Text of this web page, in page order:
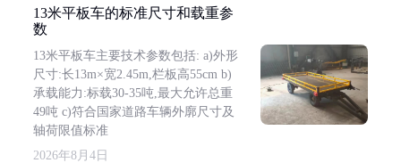
13米平板车的标准尺寸和载重参
数
13米平板车主要技术参数包括: a)外形
尺寸:长13m×宽2.45m,栏板高55cm b)
承载能力:标载30-35吨,最大允许总重
49吨 c)符合国家道路车辆外廓尺寸及
轴荷限值标准
2026年8月4日